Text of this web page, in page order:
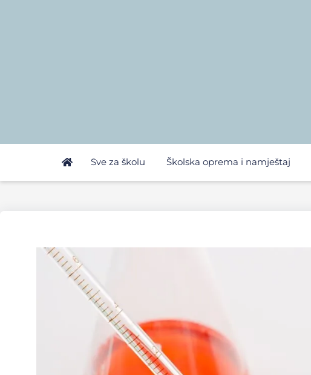
Sve za školu Školska oprema i namještaj